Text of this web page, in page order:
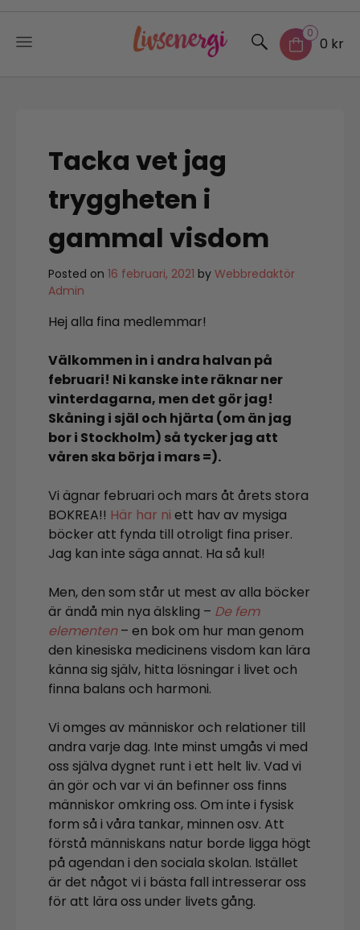
0
0 kr
Tacka vet jag
tryggheten i
gammal visdom
Posted on 16 februari, 2021 by Webbredaktör
Admin
Hej alla fina medlemmar!
Välkommen in i andra halvan på
februari! Ni kanske inte räknar ner
vinterdagarna, men det gör jag!
Skåning i själ och hjärta (om än jag
bor i Stockholm) så tycker jag att
våren ska börja i mars =).
Vi ägnar februari och mars åt årets stora
BOKREA!! Här har ni ett hav av mysiga
böcker att fynda till otroligt fina priser.
Jag kan inte säga annat. Ha så kul!
Men, den som står ut mest av alla böcker
är ändå min nya älskling – De fem
elementen – en bok om hur man genom
den kinesiska medicinens visdom kan lära
känna sig själv, hitta lösningar i livet och
finna balans och harmoni.
Vi omges av människor och relationer till
andra varje dag. Inte minst umgås vi med
oss själva dygnet runt i ett helt liv. Vad vi
än gör och var vi än befinner oss finns
människor omkring oss. Om inte i fysisk
form så i våra tankar, minnen osv. Att
förstå människans natur borde ligga högt
på agendan i den sociala skolan. Istället
är det något vi i bästa fall intresserar oss
för att lära oss under livets gång.